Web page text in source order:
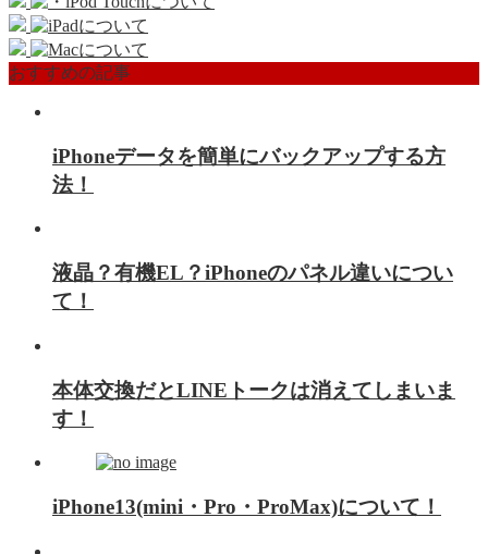
おすすめの記事
iPhoneデータを簡単にバックアップする方
法！
液晶？有機EL？iPhoneのパネル違いについ
て！
本体交換だとLINEトークは消えてしまいま
す！
iPhone13(mini・Pro・ProMax)について！